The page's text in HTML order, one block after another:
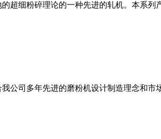
超细粉碎理论的一种先进的轧机。本系列
公司多年先进的磨粉机设计制造理念和市